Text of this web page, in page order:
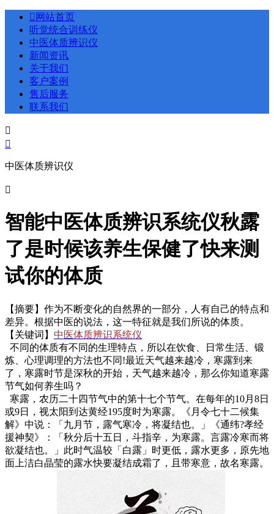
 网站首页
听觉统合训练仪
中医体质辨识仪
新闻资讯
关于我们
客户案例
售后服务
联系我们


中医体质辨识仪

智能中医体质辨识系统仪秋露
了是时候该养生保健了快来测
试你的体质
【摘要】作为不断变化的自然界的一部分，人有自己的特点和
差异。根据中医的说法，这一特征就是我们所说的体质。
【关键词】 中医体质辨识系统仪
不同的体质有不同的生理特点，所以在饮食、日常生活、锻
炼、心理调理的方法也不同!最近天气越来越冷，寒露到来
了，寒露时节是深秋的开始，天气越来越冷，那么你知道寒露
节气如何养生吗？
寒露，农历二十四节气中的第十七个节气。在每年的10月8日
或9日，视太阳到达黄经195度时为寒露。《月令七十二候集
解》中说：「九月节，露气寒冷，将凝结也。」《通纬?孝经
援神契》：「秋分后十五日，斗指辛，为寒露。言露冷寒而将
欲凝结也。」此时气温较「白露」时更低，露水更多，原先地
面上洁白晶莹的露水快要凝结成霜了，且带寒意，故名寒露。